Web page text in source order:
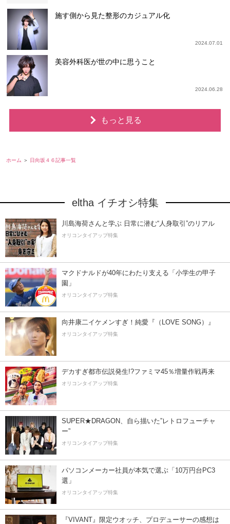
施す側から見た整形のカジュアル化
2024.07.01
美容外科医が世の中に思うこと
2024.06.28
もっと見る
ホーム 日向坂４６記事一覧
eltha イチオシ特集
川島海荷さんと学ぶ 日常に潜む“人身取引”のリアル
オリコンタイアップ特集
マクドナルドが40年にわたり支える「小学生の甲子
園」
オリコンタイアップ特集
向井康二イケメンすぎ！純愛『（LOVE SONG）』
オリコンタイアップ特集
デカすぎ都市伝説発生!?ファミマ45％増量作戦再来
オリコンタイアップ特集
SUPER★DRAGON、自ら描いた”レトロフューチャ
ー”
オリコンタイアップ特集
パソコンメーカー社員が本気で選ぶ「10万円台PC3
選」
オリコンタイアップ特集
『VIVANT』限定ウオッチ、プロデューサーの感想は